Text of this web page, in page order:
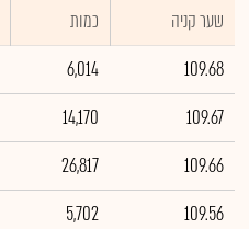
שער קניה כמות
109.68
6,014
109.67
14,170
109.66
26,817
109.56
5,702